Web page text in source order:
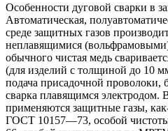
Особенности дуговой сварки в
Автоматическая,
среде защитных газов
неплавящимися
обычного чистая медь
(для изделий с толщиной до 10
подача присадочной проволоки,
сварка плавящимся электродом.
применяются защитные газы,
ГОСТ 10157—73, особой